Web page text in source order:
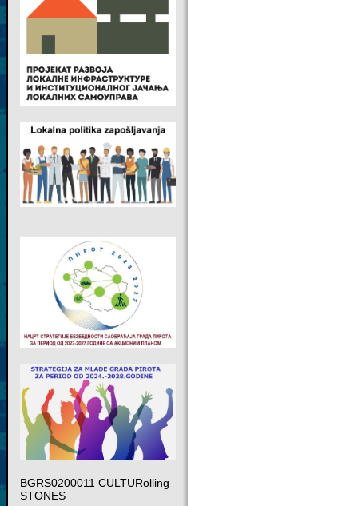
BGRS0200011 CULTURolling
STONES